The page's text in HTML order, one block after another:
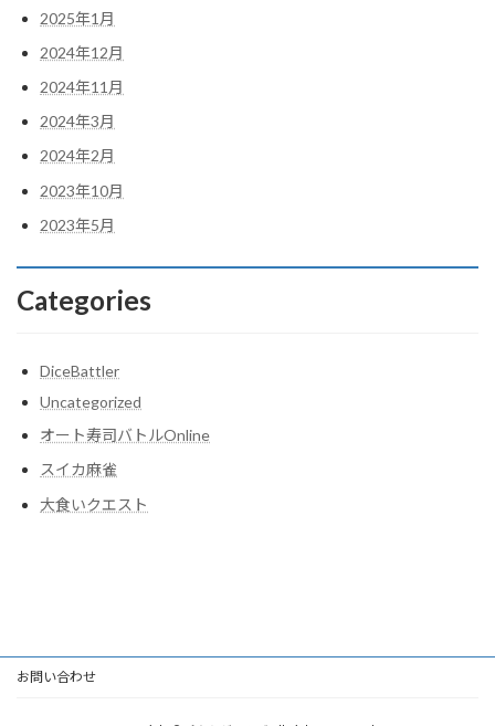
2025年1月
2024年12月
2024年11月
2024年3月
2024年2月
2023年10月
2023年5月
Categories
DiceBattler
Uncategorized
オート寿司バトルOnline
スイカ麻雀
大食いクエスト
お問い合わせ